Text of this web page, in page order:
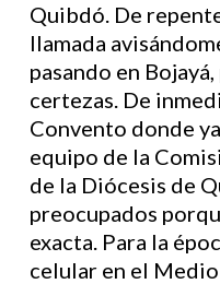
Quibdó. De
llamada
pasando en
certezas. De
Convento donde
equipo de la
de la Diócesis de
preocupados
exacta. Para la
celular en el